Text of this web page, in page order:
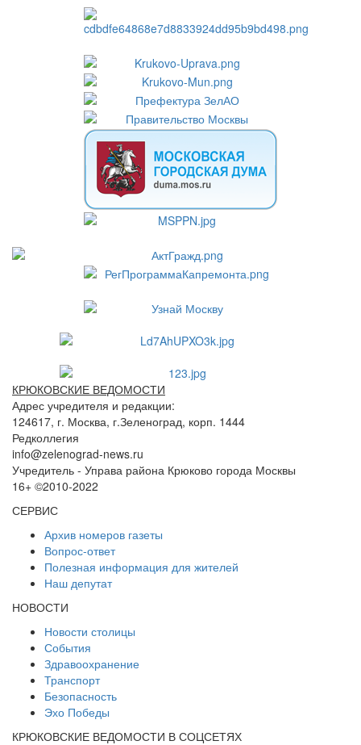
КРЮКОВСКИЕ ВЕДОМОСТИ
Адрес учредителя и редакции:
124617, г. Москва, г.Зеленоград, корп. 1444
Редколлегия
info@zelenograd-news.ru
Учредитель - Управа района Крюково города Москвы
16+ ©2010-2022
СЕРВИС
Архив номеров газеты
Вопрос-ответ
Полезная информация для жителей
Наш депутат
НОВОСТИ
Новости столицы
События
Здравоохранение
Транспорт
Безопасность
Эхо Победы
КРЮКОВСКИЕ ВЕДОМОСТИ В СОЦСЕТЯХ